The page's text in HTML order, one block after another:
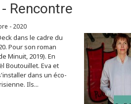
Rencontre
- 2020
dans le cadre du
Pour son roman
Minuit, 2019). En
Boutouillet. Eva et
dans un éco-
Ils...